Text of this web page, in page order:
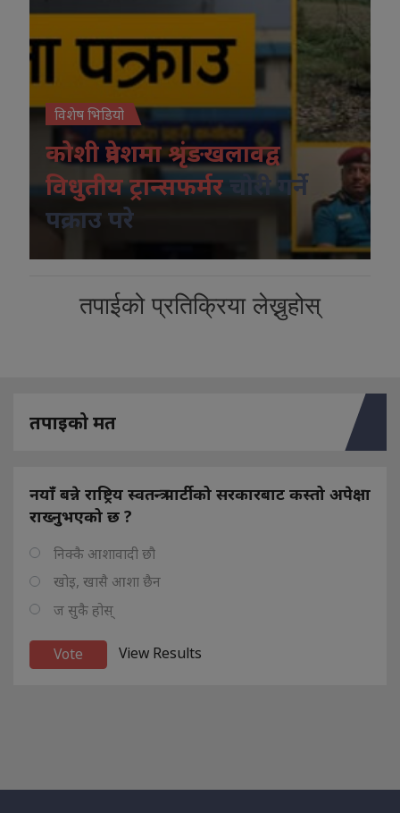
विशेष भिडियो
कोशी प्रदेशमा श्रृंङखलावद्व
विधुतीय ट्रान्सफर्मर
चोरी गर्ने
पक्राउ परे
तपाईको प्रतिक्रिया लेख्नुहोस्
तपाइको मत
नयाँ बन्ने राष्ट्रिय स्वतन्त्र पार्टीको सरकारबाट कस्तो अपेक्षा
राख्नुभएको छ ?
निक्कै आशावादी छौ
खोइ, खासै आशा छैन
ज सुकै होस्
View Results